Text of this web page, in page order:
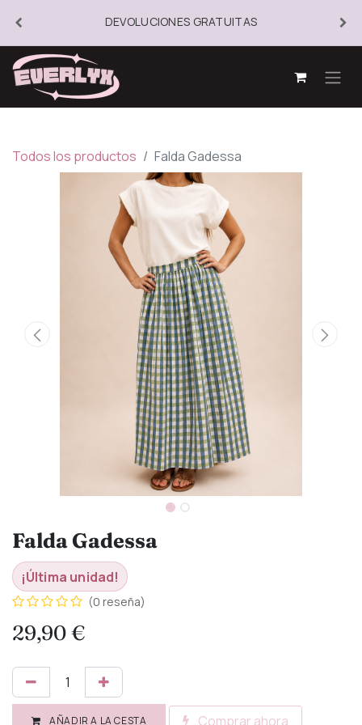
DEVOLUCIONES GRATUITAS
Todos los productos Falda Gadessa
Falda Gadessa
¡Última unidad!
(0 reseña)
29,90€
AÑADIR A LA CESTA Comprar ahora